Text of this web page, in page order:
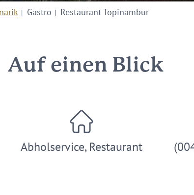
Gastro Restaurant Topinambur
Auf einen Blick
Abholservice, Restaurant